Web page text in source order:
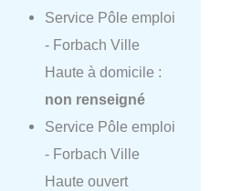
Service Pôle emploi
- Forbach Ville
Haute à domicile :
non renseigné
Service Pôle emploi
- Forbach Ville
Haute ouvert